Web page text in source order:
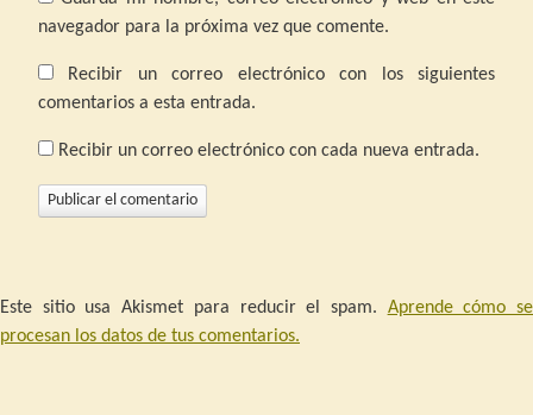
navegador para la próxima vez que comente.
Recibir un correo electrónico con los siguientes
comentarios a esta entrada.
Recibir un correo electrónico con cada nueva entrada.
Este sitio usa Akismet para reducir el spam. Aprende cómo se
procesan los datos de tus comentarios.